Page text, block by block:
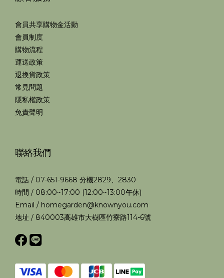
會員共享購物金活動
會員制度
購物流程
運送政策
退換貨政策
常見問題
隱私權政策
免責聲明
聯絡我們
電話 / 07-651-9668 分機2829、2830
時間 / 08:00~17:00 (12:00~13:00午休)
Email / homegarden@knownyou.com
地址 / 840003高雄市大樹區竹寮路114-6號